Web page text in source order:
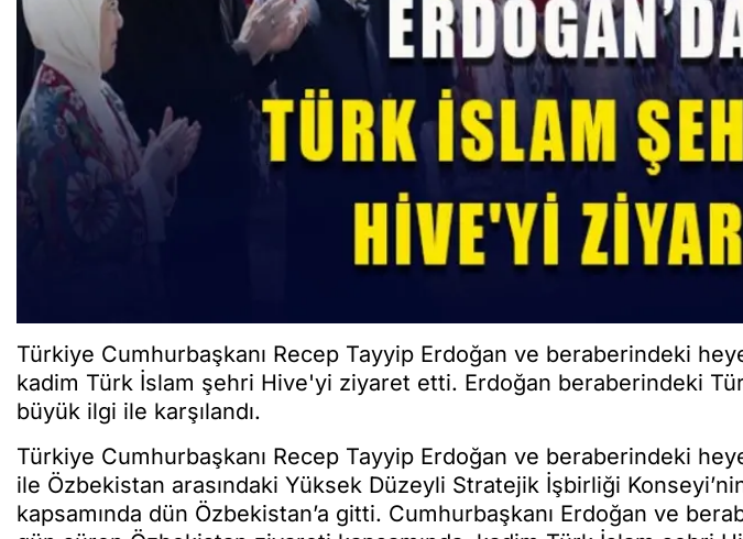
Türkiye Cumhurbaşkanı Recep Tayyip Erdoğan ve beraberindeki
kadim Türk İslam şehri Hive'yi ziyaret etti. Erdoğan beraberindeki
büyük ilgi ile karşılandı.
Türkiye Cumhurbaşkanı Recep Tayyip Erdoğan ve beraberindeki
ile Özbekistan arasındaki Yüksek Düzeyli Stratejik İşbirliği
kapsamında dün Özbekistan’a gitti. Cumhurbaşkanı Erdoğan ve